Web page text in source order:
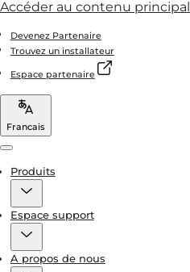
Accéder au contenu principal
Devenez Partenaire
Trouvez un installateur
Espace partenaire
Francais
Menu
Produits
Espace support
A propos de nous